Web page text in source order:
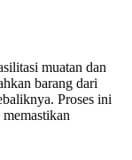
muatan dan
barang dari
Proses ini